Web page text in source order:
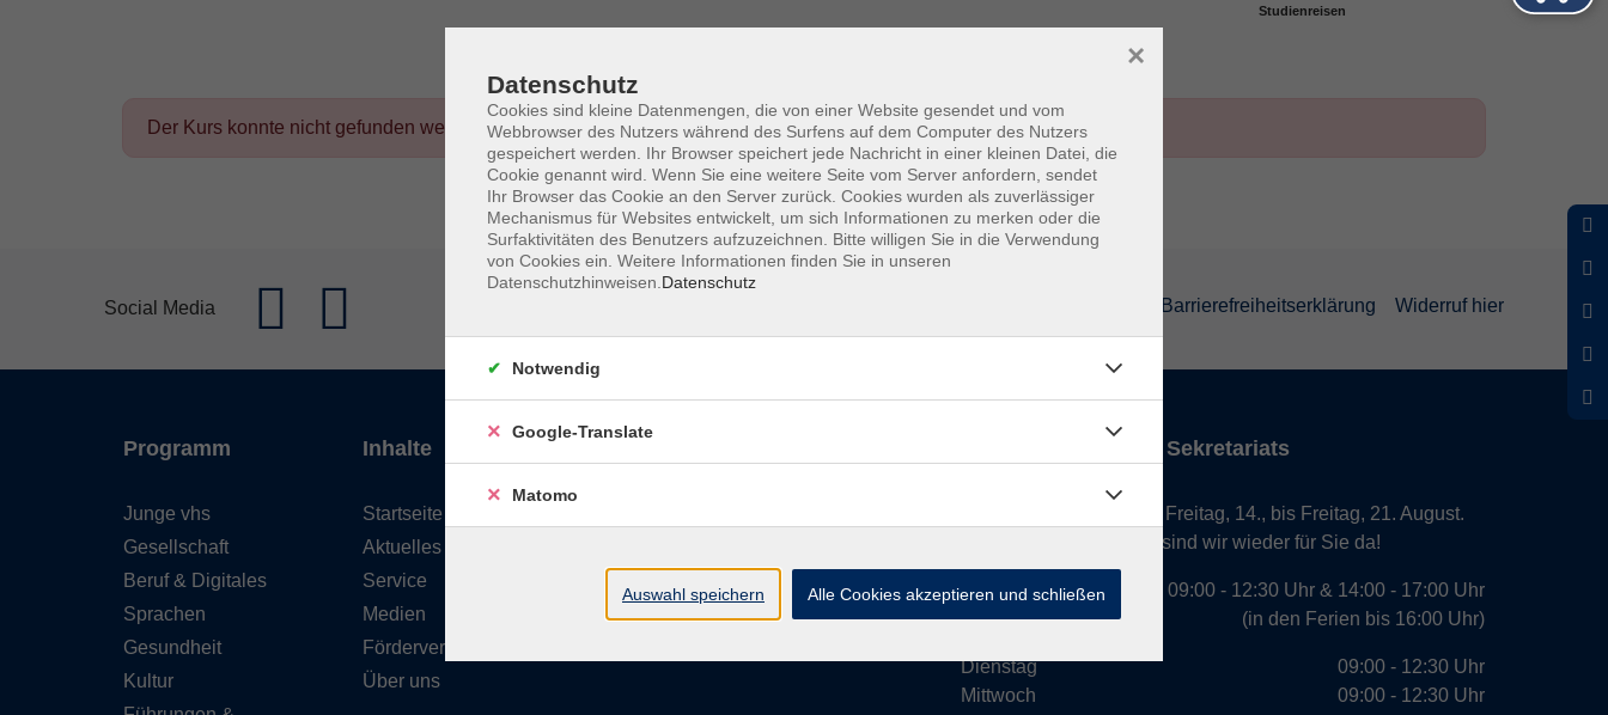
Studienreisen
Der Kurs konnte nicht gefunden werden.
Social Media Barrierefreiheitserklärung Widerruf hier
Programm
Junge vhs
Gesellschaft
Beruf & Digitales
Sprachen
Gesundheit
Kultur
Inhalte
Startseite
Aktuelles
Service
Medien
Förderverein
Über uns
info@vhs-bamberg.de
Öffnungszeiten des Sekretariats
Wir machen Urlaub von Freitag, 14., bis Freitag, 21. August.
Ab Montag, 24. August, sind wir wieder für Sie da!
Montag
Dienstag
Mittwoch
09:00 - 12:30 Uhr & 14:00 - 17:00 Uhr
(in den Ferien bis 16:00 Uhr)
09:00 - 12:30 Uhr
09:00 - 12:30 Uhr
Datenschutz
Cookies sind kleine Datenmengen, die von einer Website gesendet und vom
Webbrowser des Nutzers während des Surfens auf dem Computer des Nutzers
gespeichert werden. Ihr Browser speichert jede Nachricht in einer kleinen Datei, die
Cookie genannt wird. Wenn Sie eine weitere Seite vom Server anfordern, sendet
Ihr Browser das Cookie an den Server zurück. Cookies wurden als zuverlässiger
Mechanismus für Websites entwickelt, um sich Informationen zu merken oder die
Surfaktivitäten des Benutzers aufzuzeichnen. Bitte willigen Sie in die Verwendung
von Cookies ein. Weitere Informationen finden Sie in unseren
Datenschutzhinweisen. Datenschutz
×
Notwendig
Google-Translate
Matomo
Auswahl speichern Alle Cookies akzeptieren und schließen